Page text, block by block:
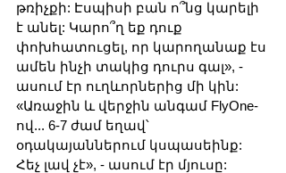
թռիչքի: Էսպիսի բան ո՞նց կարելի
է անել: Կարո՞ղ եք դուք
փոխհատուցել, որ կարողանաք էս
ամեն ինչի տակից դուրս գալ», -
ասում էր ուղևորներից մի կին:
«Առաջին և վերջին անգամ FlyOne-
ով... 6-7 ժամ եղավ՝
օդակայաններում կսպասեինք:
Հեչ լավ չէ», - ասում էր մյուսը: